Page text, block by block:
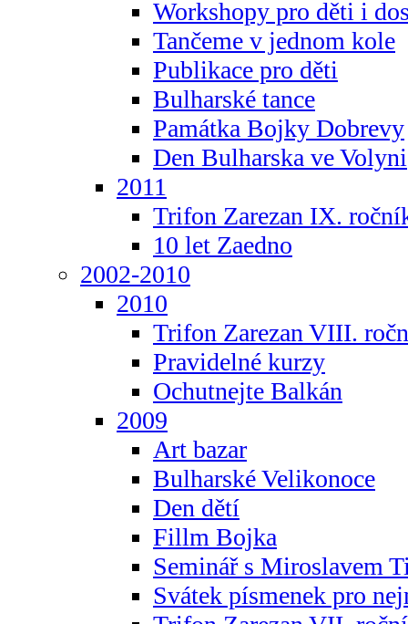
Workshopy pro děti i
Tančeme v jednom kole
Publikace pro děti
Bulharské tance
Památka Bojky Dobrevy
Den Bulharska ve Volyni
2011
Trifon Zarezan IX.
10 let Zaedno
2002-2010
2010
Trifon Zarezan VIII.
Pravidelné kurzy
Ochutnejte Balkán
2009
Art bazar
Bulharské Velikonoce
Den dětí
Fillm Bojka
Seminář s Miroslavem
Svátek písmenek pro